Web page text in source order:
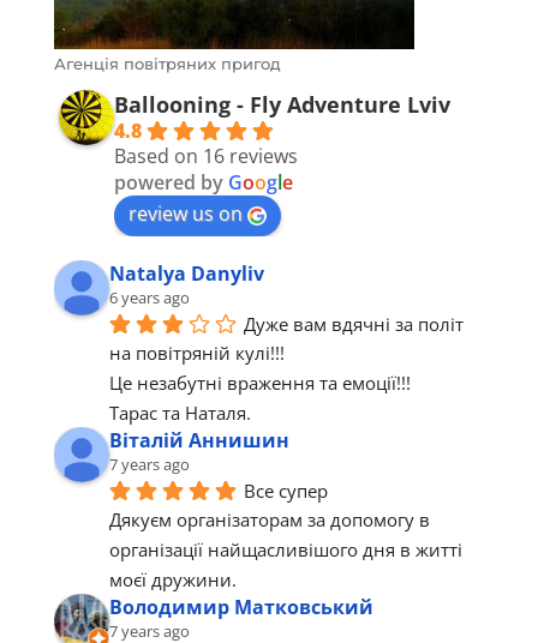
Агенція повітряних пригод
Ballooning - Fly Adventure Lviv
4.8
Based on 16 reviews
powered by Google
review us on
Natalya Danyliv
6 years ago
Дуже вам вдячні за політ
на повітряній кулі!!!
Це незабутні враження та емоції!!!
Тарас та Наталя.
Віталій Аннишин
7 years ago
Все супер
Дякуєм організаторам за допомогу в
організації найщасливішого дня в житті
моєї дружини.
Володимир Матковський
7 years ago